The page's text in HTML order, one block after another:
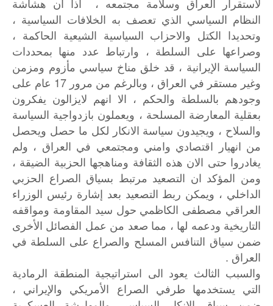
لاستقرار العراق وسلامة مجتمعه ، اذا ان هشاشة
النظام السياسي الذي تعصف به الخلافات السياسية ،
وتحديدا الكتل والاحزاب السياسية الشيعية الحاكمة ،
وصراعها على السلطة ، وارتباط عدد منها بمحددات
السياسة الإيرانية ، قد خلق مناخ سياسي مأزوم ومزمن
وغير مستقر في العراق ، وبالرغم من مرور 17 عام على
وجودهم بالسلطة والحكم ، الا انهم لايزالون يفكرون
بعقلية المعارضة المسلحة ، ويعملون بازدواجية السياسة
والسلاح ، ويجيدون سياسة الانكار لكل ما حصل ويحصل
من انهيار اقتصادي وامني ومجتمعي في العراق ، ولم
يغادروا حتى الان هذه الثقافة ومناهجها الحزبية الضيقة ،
ومن المؤكد ان التصعيد مرتبط بسياق الصراع الحزبي
الداخلي ، ويمكن ربط التصعيد بعد إشارة رئيس الوزراء
العراقي مصطفى الكاظمي حول سيد المقاومة ومواقفه
التاريخية ودعمه لها ، مما صعد من عمل الفصائل الأخرى
ضمن سياق التنافس المسلح والصراع على السلطة في
العراق .
والسبب الثالث يعود الى استراتيجية المنطقة الرمادية
التي يستخدمها طرفي الصراع الأمريكي والإيراني ،